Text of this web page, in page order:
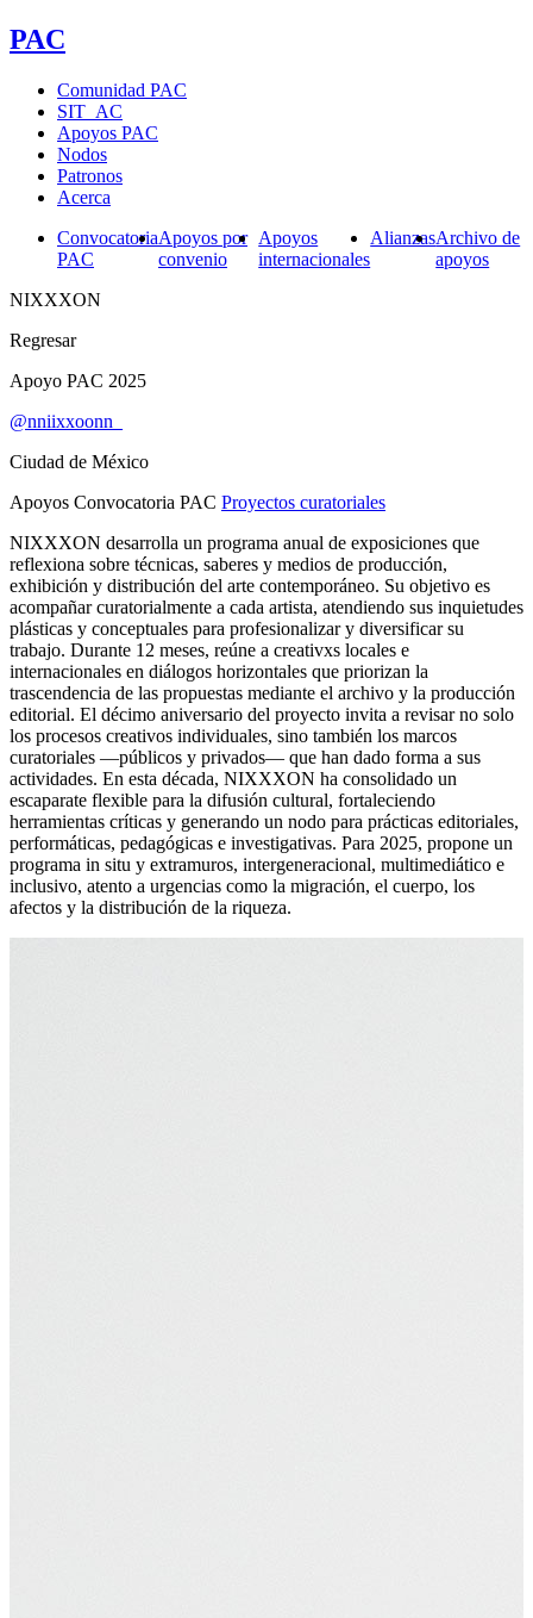
PAC
Comunidad PAC
SIT_AC
Apoyos PAC
Nodos
Patronos
Acerca
Convocatoria
PAC
Apoyos por
convenio
Apoyos
internacionales
AlianzasArchivo de
apoyos
NIXXXON
Regresar
Apoyo PAC 2025
@nniixxoonn_
Ciudad de México
Apoyos Convocatoria PAC Proyectos curatoriales
NIXXXON desarrolla un programa anual de exposiciones que
reflexiona sobre técnicas, saberes y medios de producción,
exhibición y distribución del arte contemporáneo. Su objetivo es
acompañar curatorialmente a cada artista, atendiendo sus inquietudes
plásticas y conceptuales para profesionalizar y diversificar su
trabajo. Durante 12 meses, reúne a creativxs locales e
internacionales en diálogos horizontales que priorizan la
trascendencia de las propuestas mediante el archivo y la producción
editorial. El décimo aniversario del proyecto invita a revisar no solo
los procesos creativos individuales, sino también los marcos
curatoriales —públicos y privados— que han dado forma a sus
actividades. En esta década, NIXXXON ha consolidado un
escaparate flexible para la difusión cultural, fortaleciendo
herramientas críticas y generando un nodo para prácticas editoriales,
performáticas, pedagógicas e investigativas. Para 2025, propone un
programa in situ y extramuros, intergeneracional, multimediático e
inclusivo, atento a urgencias como la migración, el cuerpo, los
afectos y la distribución de la riqueza.